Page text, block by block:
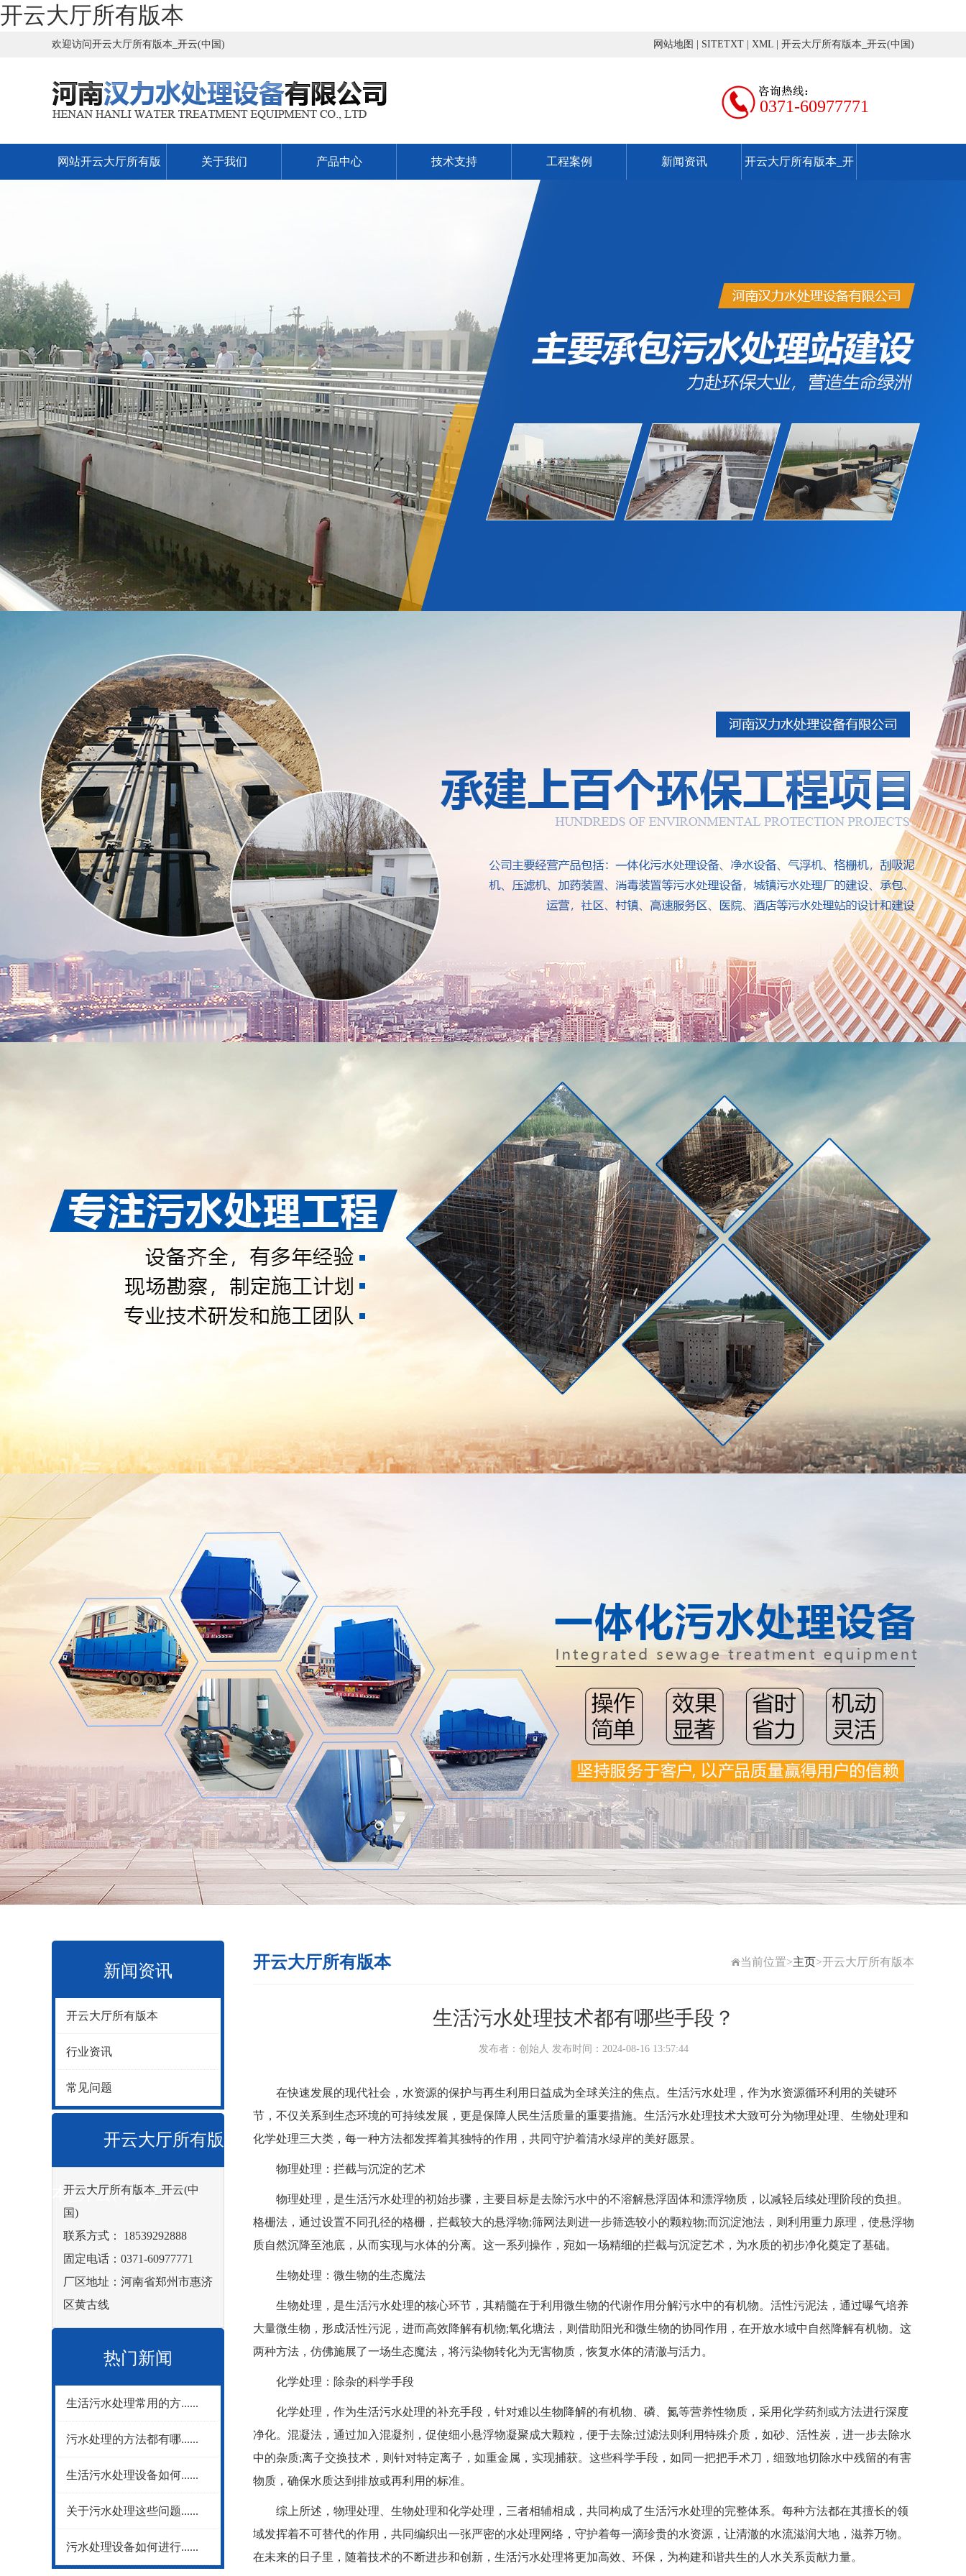
开云大厅所有版本
欢迎访问开云大厅所有版本_开云(中国) 网站地图 SITETXT XML 开云大厅所有版本_开云(中国)
0371-60977771
网站开云大厅所有版 关于我们 产品中心 技术支持 工程案例 新闻资讯 开云大厅所有版本_开
新闻资讯
开云大厅所有版本
行业资讯
常见问题
开云大厅所有版
本_开云(中国)
开云大厅所有版本_开云(中
国)
联系方式： 18539292888
固定电话：0371-60977771
厂区地址：河南省郑州市惠济
区黄古线
热门新闻
生活污水处理常用的方......
污水处理的方法都有哪......
生活污水处理设备如何......
关于污水处理这些问题......
污水处理设备如何进行......
开云大厅所有版本 当前位置>主页>开云大厅所有版本
生活污水处理技术都有哪些手段？
发布者：创始人 发布时间：2024-08-16 13:57:44
在快速发展的现代社会，水资源的保护与再生利用日益成为全球关注的焦点。生活污水处理，作为水资源循环利用的关键环
节，不仅关系到生态环境的可持续发展，更是保障人民生活质量的重要措施。 生活污水处理技术大致可分为物理处理、生物处理和
化学处理三大类，每一种方法都发挥着其独特的作用，共同守护着清水绿岸的美好愿景。
物理处理：拦截与沉淀的艺术
物理处理，是生活污水处理的初始步骤，主要目标是去除污水中的不溶解悬浮固体和漂浮物质，以减轻后续处理阶段的负担。
格栅法，通过设置不同孔径的格栅，拦截较大的悬浮物;筛网法则进一步筛选较小的颗粒物;而沉淀池法，则利用重力原理，使悬浮物
质自然沉降至池底，从而实现与水体的分离。这一系列操作，宛如一场精细的拦截与沉淀艺术，为水质的初步净化奠定了基础。
生物处理：微生物的生态魔法
生物处理，是生活污水处理的核心环节，其精髓在于利用微生物的代谢作用分解污水中的有机物。活性污泥法，通过曝气培养
大量微生物，形成活性污泥，进而高效降解有机物;氧化塘法，则借助阳光和微生物的协同作用，在开放水域中自然降解有机物。这
两种方法，仿佛施展了一场生态魔法，将污染物转化为无害物质，恢复水体的清澈与活力。
化学处理：除杂的科学手段
化学处理，作为生活污水处理的补充手段，针对难以生物降解的有机物、磷、氮等营养性物质，采用化学药剂或方法进行深度
净化。混凝法，通过加入混凝剂，促使细小悬浮物凝聚成大颗粒，便于去除;过滤法则利用特殊介质，如砂、活性炭，进一步去除水
中的杂质;离子交换技术，则针对特定离子，如重金属，实现捕获。这些科学手段，如同一把把手术刀，细致地切除水中残留的有害
物质，确保水质达到排放或再利用的标准。
综上所述，物理处理、生物处理和化学处理，三者相辅相成，共同构成了生活污水处理的完整体系。每种方法都在其擅长的领
域发挥着不可替代的作用，共同编织出一张严密的水处理网络，守护着每一滴珍贵的水资源，让清澈的水流滋润大地，滋养万物。
在未来的日子里，随着技术的不断进步和创新，生活污水处理将更加高效、环保，为构建和谐共生的人水关系贡献力量。